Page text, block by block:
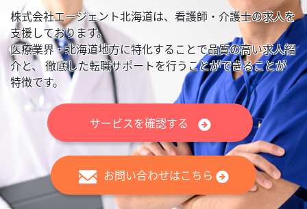
株式会社エージェント北海道は、看護師・介護士の求人を
支援しております。
医療業界・北海道地方に特化することで品質の高い求人紹
介と、 徹底した転職サポートを行うことができることが
特徴です。
サービスを確認する
お問い合わせはこちら